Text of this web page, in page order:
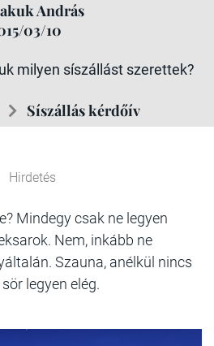
András
03/10
milyen síszállást szerettek?
Síszállás kérdőív
Hirdetés
Mindegy csak ne legyen
Nem, inkább ne
Szauna, anélkül nincs
legyen elég.